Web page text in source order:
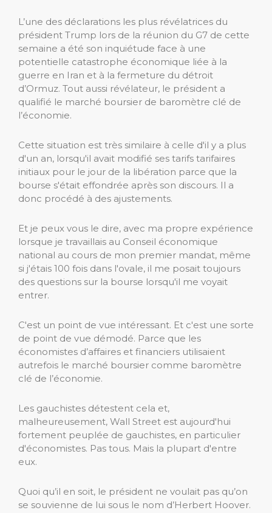
L’une des déclarations les plus révélatrices du
président Trump lors de la réunion du G7 de cette
semaine a été son inquiétude face à une
potentielle catastrophe économique liée à la
guerre en Iran et à la fermeture du détroit
d’Ormuz. Tout aussi révélateur, le président a
qualifié le marché boursier de baromètre clé de
l’économie.
Cette situation est très similaire à celle d'il y a plus
d'un an, lorsqu'il avait modifié ses tarifs tarifaires
initiaux pour le jour de la libération parce que la
bourse s'était effondrée après son discours. Il a
donc procédé à des ajustements.
Et je peux vous le dire, avec ma propre expérience
lorsque je travaillais au Conseil économique
national au cours de mon premier mandat, même
si j'étais 100 fois dans l'ovale, il me posait toujours
des questions sur la bourse lorsqu'il me voyait
entrer.
C'est un point de vue intéressant. Et c'est une sorte
de point de vue démodé. Parce que les
économistes d’affaires et financiers utilisaient
autrefois le marché boursier comme baromètre
clé de l’économie.
Les gauchistes détestent cela et,
malheureusement, Wall Street est aujourd'hui
fortement peuplée de gauchistes, en particulier
d'économistes. Pas tous. Mais la plupart d'entre
eux.
Quoi qu’il en soit, le président ne voulait pas qu’on
se souvienne de lui sous le nom d’Herbert Hoover.